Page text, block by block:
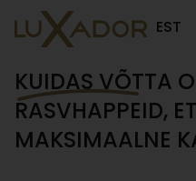
EST
KUIDAS VÕTTA
RASVHAPPEID,
MAKSIMAALNE